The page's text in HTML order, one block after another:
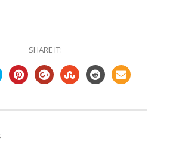
SHARE IT: